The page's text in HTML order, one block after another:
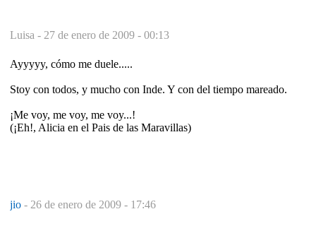
Luisa - 27 de enero de 2009 - 00:13
Ayyyyy, cómo me duele.....
Stoy con todos, y mucho con Inde. Y con del tiempo mareado.
¡Me voy, me voy, me voy...!
(¡Eh!, Alicia en el Pais de las Maravillas)
jio - 26 de enero de 2009 - 17:46